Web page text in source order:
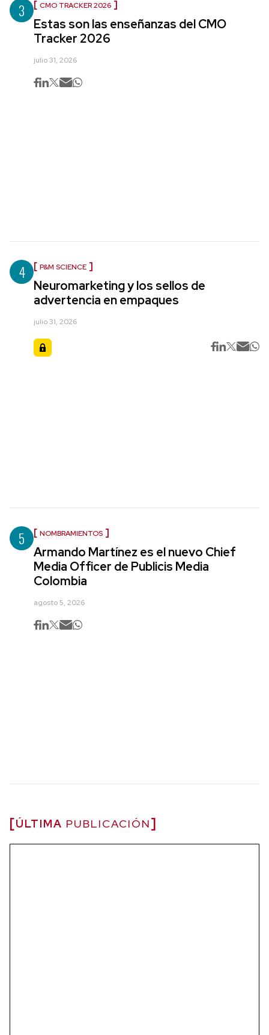
3 CMO TRACKER 2026
Estas son las enseñanzas del CMO
Tracker 2026
julio 31, 2026
4 P&M SCIENCE
Neuromarketing y los sellos de
advertencia en empaques
julio 31, 2026
5 NOMBRAMIENTOS
Armando Martínez es el nuevo Chief
Media Officer de Publicis Media
Colombia
agosto 5, 2026
ÚLTIMA PUBLICACIÓN